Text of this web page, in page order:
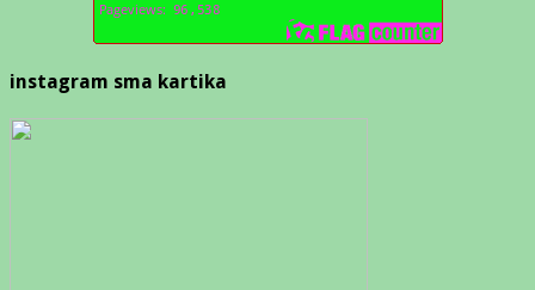
instagram sma kartika